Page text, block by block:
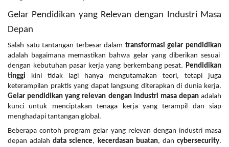
Gelar Pendidikan yang Relevan dengan Industri Masa
Depan
Salah satu tantangan terbesar dalam transformasi gelar pendidikan
adalah bagaimana memastikan bahwa gelar yang diberikan sesuai
dengan kebutuhan pasar kerja yang berkembang pesat. Pendidikan
tinggi kini tidak lagi hanya mengutamakan teori, tetapi juga
keterampilan praktis yang dapat langsung diterapkan di dunia kerja.
Gelar pendidikan yang relevan dengan industri masa depanadalah
kunci untuk menciptakan tenaga kerja yang terampil dan siap
menghadapi tantangan global.
Beberapa contoh program gelar yang relevan dengan industri masa
depan adalahdata science, kecerdasan buatan, dancybersecurity.